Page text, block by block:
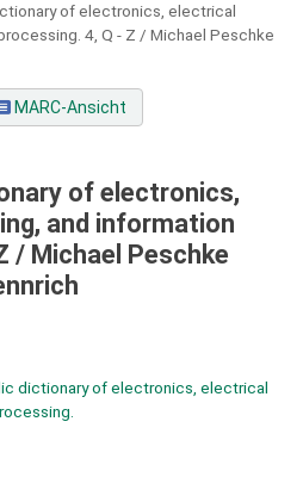
of electronics, electrical
4, Q - Z / Michael Peschke
MARC-Ansicht
of electronics,
and information
/ Michael Peschke
dictionary of electronics, electrical